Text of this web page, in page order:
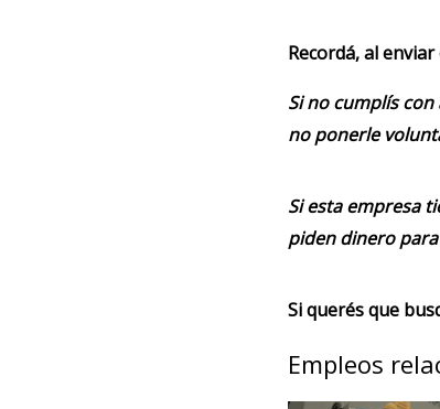
Recordá, al
Si no cumplís
no ponerle
Si esta empresa
piden dinero
Si querés que
Empleos